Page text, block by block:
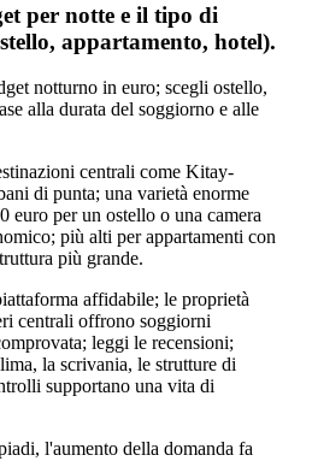
per notte e il tipo di
appartamento, hotel).
notturno in euro; scegli ostello,
alla durata del soggiorno e alle
centrali come Kitay-
di punta; una varietà enorme
euro per un ostello o una camera
più alti per appartamenti con
più grande.
affidabile; le proprietà
centrali offrono soggiorni
leggi le recensioni;
la scrivania, le strutture di
supportano una vita di
l'aumento della domanda fa